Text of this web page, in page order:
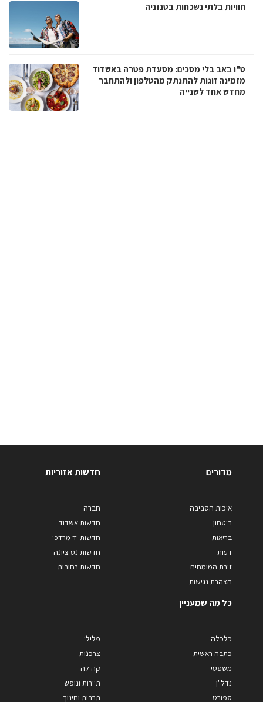
חוויות בלתי נשכחות בטנזניה
ט"ו באב בלי מסכים: מסעדת פטרה באשדוד
מזמינה זוגות להתנתק מהטלפון ולהתחבר
מחדש אחד לשנייה
מדורים
איכות הסביבה
ביטחון
בריאות
דעות
זירת המומחים
הצהרת נגישות
חדשות אזוריות
חברה
חדשות אשדוד
חדשות יד מרדכי
חדשות נס ציונה
חדשות רחובות
כל מה שמעניין
כלכלה
כתבה ראשית
משפטי
נדל"ן
ספורט
פלילי
צרכנות
קהילה
תיירות ונופש
תרבות וחינוך